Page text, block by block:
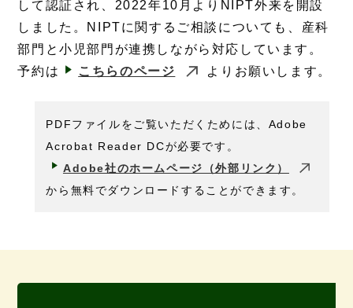
して認証され、2022年10月よりNIPT外来を開設
しました。NIPTに関するご相談についても、産科
部門と小児部門が連携しながら対応しています。
予約は
こちらのページ よりお願いします。
PDFファイルをご覧いただくためには、Adobe
Acrobat Reader DCが必要です。
Adobe社のホームページ（外部リンク）
から無料でダウンロードすることができます。